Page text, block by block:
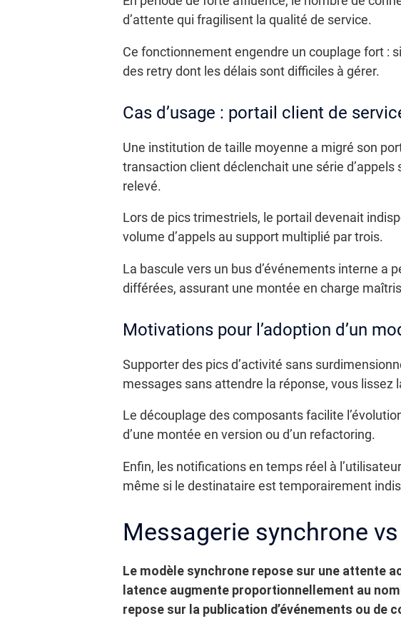
d’attente qui fragilisent la qualité de service.
Ce fonctionnement engendre un couplage fort :
des retry dont les délais sont difficiles à gérer.
Cas d’usage : portail client de
Une institution de taille moyenne a migré son
transaction client déclenchait une série
relevé.
Lors de pics trimestriels, le portail devenait
volume d’appels au support multiplié par trois.
La bascule vers un bus d’événements interne a
différées, assurant une montée en charge
Motivations pour l’adoption d’un
Supporter des pics d’activité sans
messages sans attendre la réponse, vous
Le découplage des composants facilite
d’une montée en version ou d’un refactoring.
Enfin, les notifications en temps réel à
même si le destinataire est temporairement
Messagerie synchrone
Le modèle synchrone repose sur une attente
latence augmente proportionnellement au
repose sur la publication d’événements ou de